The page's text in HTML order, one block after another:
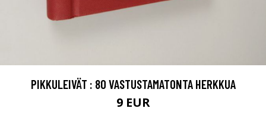
PIKKULEIVÄT : 80 VASTUSTAMATONTA HERKKUA
9 EUR